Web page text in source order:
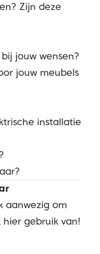
Zijn deze
jouw wensen?
jouw meubels
installatie
aanwezig om
gebruik van!